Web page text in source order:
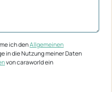
ich denAllgemeinen
in die Nutzung meiner Daten
von caraworld ein